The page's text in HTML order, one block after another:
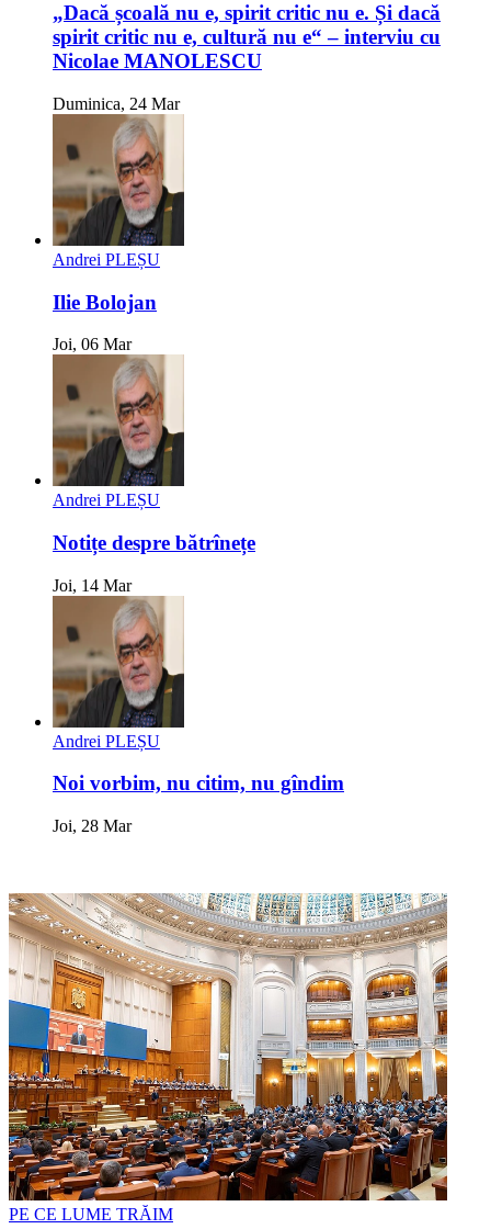
„Dacă școală nu e, spirit critic nu e. Și dacă
spirit critic nu e, cultură nu e“ – interviu cu
Nicolae MANOLESCU
Duminica, 24 Mar
Andrei PLEȘU
Ilie Bolojan
Joi, 06 Mar
Andrei PLEȘU
Notițe despre bătrînețe
Joi, 14 Mar
Andrei PLEȘU
Noi vorbim, nu citim, nu gîndim
Joi, 28 Mar
PE CE LUME TRĂIM